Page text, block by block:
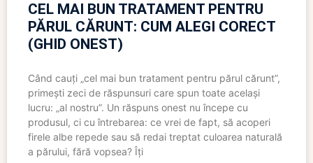
CEL MAI BUN TRATAMENT PENTRU
PĂRUL CĂRUNT: CUM ALEGI CORECT
(GHID ONEST)
Când cauți „cel mai bun tratament pentru părul cărunt”,
primești zeci de răspunsuri care spun toate același
lucru: „al nostru”. Un răspuns onest nu începe cu
produsul, ci cu întrebarea: ce vrei de fapt, să acoperi
firele albe repede sau să redai treptat culoarea naturală
a părului, fără vopsea? Îți